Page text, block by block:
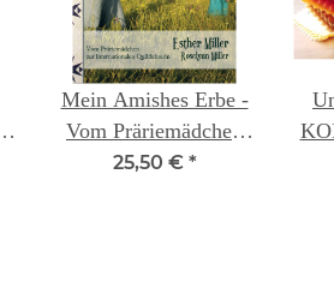
Mein Amishes Erbe -
Vom Präriemädchen
zur internationalen
25,50 € *